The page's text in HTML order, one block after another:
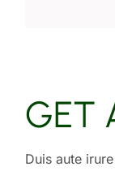
GET
Duis aute